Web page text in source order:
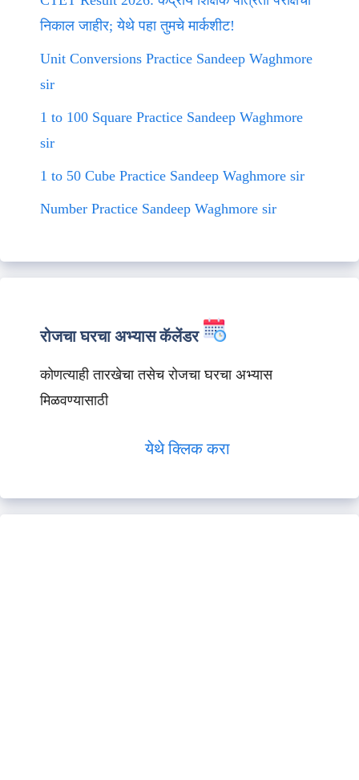
निकाल जाहीर; येथे पहा तुमचे मार्कशीट!
Unit Conversions Practice Sandeep Waghmore
sir
1 to 100 Square Practice Sandeep Waghmore
sir
1 to 50 Cube Practice Sandeep Waghmore sir
Number Practice Sandeep Waghmore sir
रोजचा घरचा अभ्यास कॅलेंडर
कोणत्याही तारखेचा तसेच रोजचा घरचा अभ्यास
मिळवण्यासाठी
येथे क्लिक करा